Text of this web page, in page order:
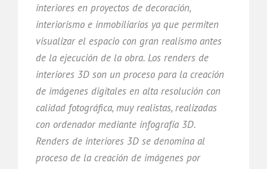
interiores en proyectos de decoración,
interiorismo e inmobiliarios ya que permiten
visualizar el espacio con gran realismo antes
de la ejecución de la obra. Los renders de
interiores 3D son un proceso para la creación
de imágenes digitales en alta resolución con
calidad fotográfica, muy realistas, realizadas
con ordenador mediante infografía 3D.
Renders de interiores 3D se denomina al
proceso de la creación de imágenes por